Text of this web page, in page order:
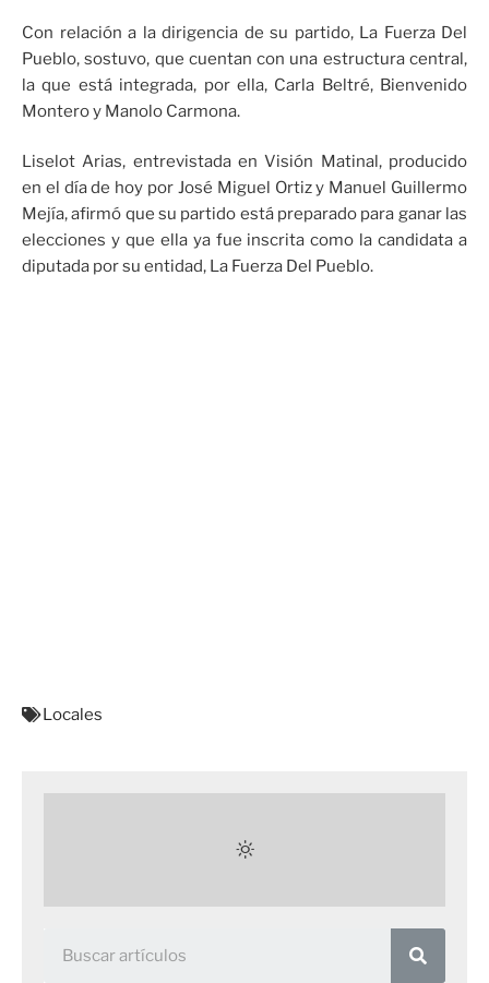
Con relación a la dirigencia de su partido, La Fuerza Del
Pueblo, sostuvo, que cuentan con una estructura central,
la que está integrada, por ella, Carla Beltré, Bienvenido
Montero y Manolo Carmona.
Liselot Arias, entrevistada en Visión Matinal, producido
en el día de hoy por José Miguel Ortiz y Manuel Guillermo
Mejía, afirmó que su partido está preparado para ganar las
elecciones y que ella ya fue inscrita como la candidata a
diputada por su entidad, La Fuerza Del Pueblo.
Locales